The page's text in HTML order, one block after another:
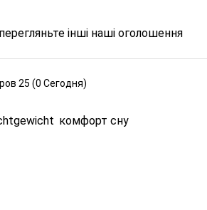
інші наші оголошення
25 (0 Сегодня)
комфорт сну